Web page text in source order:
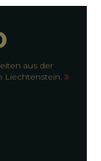
aus der
Liechtenstein.